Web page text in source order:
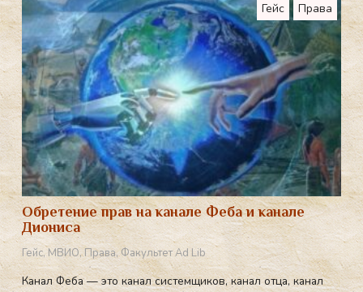
Гейс Права
Обретение прав на канале Феба и канале
Диониса
Гейс, МВИО,Права,Факультет Ad Lib
Канал Феба — это канал системщиков, канал отца, канал